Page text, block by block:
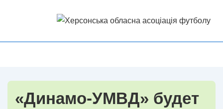
«Динамо-УМВД» будет